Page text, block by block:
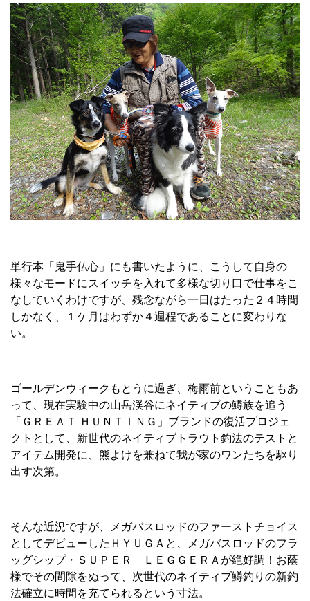
単行本「鬼手仏心」にも書いたように、こうして自身の
様々なモードにスイッチを入れて多様な切り口で仕事をこ
なしていくわけですが、残念ながら一日はたった２４時間
しかなく、１ケ月はわずか４週程であることに変わりな
い。
ゴールデンウィークもとうに過ぎ、梅雨前ということもあ
って、現在実験中の山岳渓谷にネイティブの鱒族を追う
「ＧＲＥＡＴ ＨＵＮＴＩＮＧ」ブランドの復活プロジェ
クトとして、新世代のネイティブトラウト釣法のテストと
アイテム開発に、熊よけを兼ねて我が家のワンたちを駆り
出す次第。
そんな近況ですが、メガバスロッドのファーストチョイス
としてデビューしたＨＹＵＧＡと、メガバスロッドのフラ
ッグシップ・ＳＵＰＥＲ ＬＥＧＧＥＲＡが絶好調！お蔭
様でその間隙をぬって、次世代のネイティブ鱒釣りの新釣
法確立に時間を充てられるという寸法。